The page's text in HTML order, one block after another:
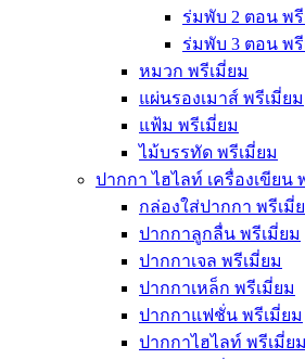
ร่มพับ 2 ตอน พรี
ร่มพับ 3 ตอน พรี
หมวก พรีเมี่ยม
แผ่นรองเมาส์ พรีเมี่ยม
แฟ้ม พรีเมี่ยม
ไม้บรรทัด พรีเมี่ยม
ปากกา ไฮไลท์ เครื่องเขียน
กล่องใส่ปากกา พรีเมี่
ปากกาลูกลื่น พรีเมี่ยม
ปากกาเจล พรีเมี่ยม
ปากกาเหล็ก พรีเมี่ยม
ปากกาแฟชั่น พรีเมี่ยม
ปากกาไฮไลท์ พรีเมี่ยม